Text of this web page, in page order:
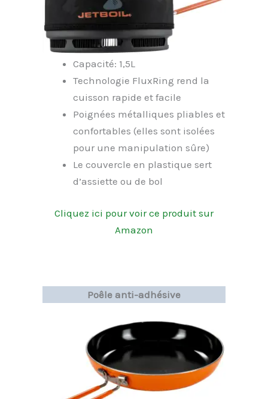
Capacité: 1,5L
Technologie FluxRing rend la
cuisson rapide et facile
Poignées métalliques pliables et
confortables (elles sont isolées
pour une manipulation sûre)
Le couvercle en plastique sert
d’assiette ou de bol
Cliquez ici pour voir ce produit sur
Amazon
Poêle anti-adhésive